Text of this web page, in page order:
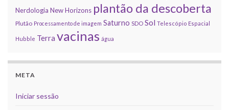
Nerdologia New Horizons plantão da descoberta
Plutão Processamento de imagem Saturno SDO Sol Telescópio Espacial
Hubble Terra vacinas água
META
Iniciar sessão